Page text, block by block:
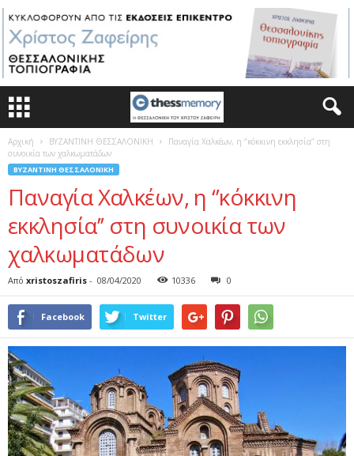
Αρχική ΒΥΖΑΝΤΙΝΗ ΘΕΣΣΑΛΟΝΙΚΗ
Παναγία Χαλκέων, η ‘’κόκκινη εκκλησία’’ στη
συνοικία των χαλκωματάδων
ΒΥΖΑΝΤΙΝΗ ΘΕΣΣΑΛΟΝΙΚΗ
Παναγία Χαλκέων, η ‘’κόκκινη
εκκλησία’’ στη συνοικία των
χαλκωματάδων
Από xristoszafiris - 08/04/2020 10336 0
Facebook Twitter